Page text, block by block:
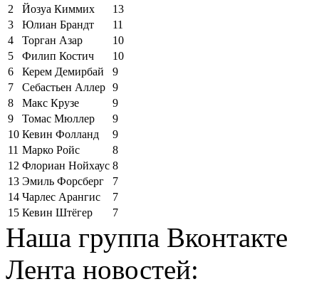
2
Йозуа Киммих
13
3
Юлиан Брандт
11
4
Торган Азар
10
5
Филип Костич
10
6
Керем Демирбай
9
7
Себастьен Аллер 9
8
Макс Крузе
9
9
Томас Мюллер
9
10 Кевин Фолланд
9
11 Марко Ройс
8
12 Флориан Нойхаус 8
13 Эмиль Форсберг
7
14 Чарлес Арангис
7
15 Кевин Штёгер 7
Наша группа Вконтакте
Лента новостей: